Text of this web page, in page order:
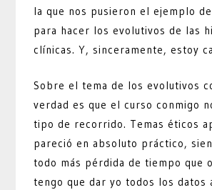
la que nos pusieron el ejemplo
para hacer los evolutivos de las
clínicas. Y, sinceramente, estoy
Sobre el tema de los evolutivos
verdad es que el curso conmigo
tipo de recorrido. Temas éticos
pareció en absoluto práctico,
todo más pérdida de tiempo que
tengo que dar yo todos los datos